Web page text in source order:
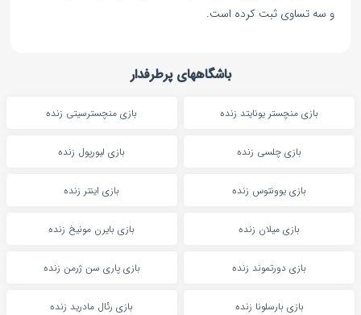
و سه تساوی ثبت کرده است.
باشگاههای پرطرفدار
بازی منچستر یونایتد زنده بازی منچسترسیتی زنده
بازی چلسی زنده بازی لیورپول زنده
بازی یوونتوس زنده بازی اینتر زنده
بازی میلان زنده بازی بایرن مونیخ زنده
بازی دورتموند زنده بازی پاری سن ژرمن زنده
بازی بارسلونا زنده بازی رئال مادرید زنده